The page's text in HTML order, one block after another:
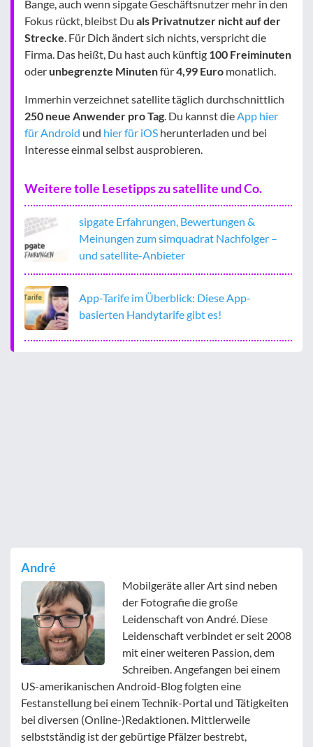
Bange, auch wenn sipgate Geschäftsnutzer mehr in den
Fokus rückt, bleibst Du als Privatnutzer nicht auf der
Strecke. Für Dich ändert sich nichts, verspricht die
Firma. Das heißt, Du hast auch künftig 100 Freiminuten
oder unbegrenzte Minutenfür4,99 Euro monatlich.
Immerhin verzeichnet satellite täglich durchschnittlich
250 neue Anwender pro Tag. Du kannst dieApp hier
für Android und hier für iOS herunterladen und bei
Interesse einmal selbst ausprobieren.
Weitere tolle Lesetipps zu satellite und Co.
sipgate Erfahrungen, Bewertungen &
Meinungen zum simquadrat Nachfolger –
und satellite-Anbieter
App-Tarife im Überblick: Diese App-
basierten Handytarife gibt es!
André
Mobilgeräte aller Art sind neben
der Fotografie die große
Leidenschaft von André. Diese
Leidenschaft verbindet er seit 2008
mit einer weiteren Passion, dem
Schreiben. Angefangen bei einem
US-amerikanischen Android-Blog folgten eine
Festanstellung bei einem Technik-Portal und Tätigkeiten
bei diversen (Online-)Redaktionen. Mittlerweile
selbstständig ist der gebürtige Pfälzer bestrebt,